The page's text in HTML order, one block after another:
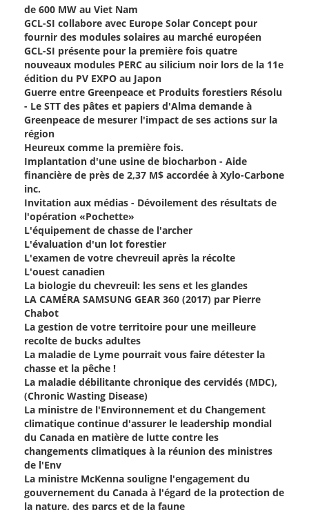
de 600 MW au Viet Nam
GCL-SI collabore avec Europe Solar Concept pour
fournir des modules solaires au marché européen
GCL-SI présente pour la première fois quatre
nouveaux modules PERC au silicium noir lors de la 11e
édition du PV EXPO au Japon
Guerre entre Greenpeace et Produits forestiers Résolu
- Le STT des pâtes et papiers d'Alma demande à
Greenpeace de mesurer l'impact de ses actions sur la
région
Heureux comme la première fois.
Implantation d'une usine de biocharbon - Aide
financière de près de 2,37 M$ accordée à Xylo-Carbone
inc.
Invitation aux médias - Dévoilement des résultats de
l'opération «Pochette»
L'équipement de chasse de l'archer
L'évaluation d'un lot forestier
L'examen de votre chevreuil après la récolte
L'ouest canadien
La biologie du chevreuil: les sens et les glandes
LA CAMÉRA SAMSUNG GEAR 360 (2017) par Pierre
Chabot
La gestion de votre territoire pour une meilleure
recolte de bucks adultes
La maladie de Lyme pourrait vous faire détester la
chasse et la pêche !
La maladie débilitante chronique des cervidés (MDC),
(Chronic Wasting Disease)
La ministre de l'Environnement et du Changement
climatique continue d'assurer le leadership mondial
du Canada en matière de lutte contre les
changements climatiques à la réunion des ministres
de l'Env
La ministre McKenna souligne l'engagement du
gouvernement du Canada à l'égard de la protection de
la nature, des parcs et de la faune